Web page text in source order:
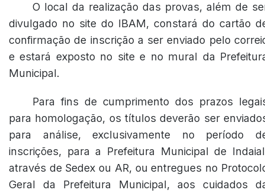
O local da realização das provas, além de
divulgado no site do IBAM, constará do cartão
confirmação de inscrição a ser enviado pelo
e estará exposto no site e no mural da
Municipal.
Para fins de cumprimento dos prazos
para homologação, os títulos deverão ser
para análise, exclusivamente no período
inscrições, para a Prefeitura Municipal de
através de Sedex ou AR, ou entregues no
Geral da Prefeitura Municipal, aos cuidados